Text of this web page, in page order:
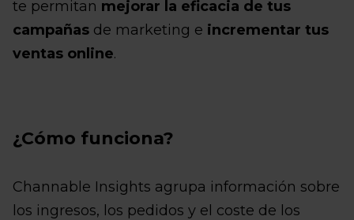
te permitan mejorar la eficacia de tus
campañas de marketing e incrementar tus
ventas online.
¿Cómo funciona?
Channable Insights agrupa información sobre
los ingresos, los pedidos y el coste de los